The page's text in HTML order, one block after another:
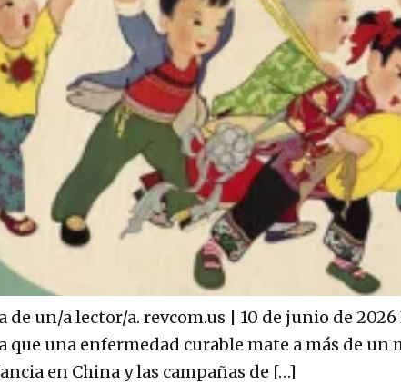
de un/a lector/a. revcom.us | 10 de junio de
que una enfermedad curable mate a más de
en China y las campañas de […]